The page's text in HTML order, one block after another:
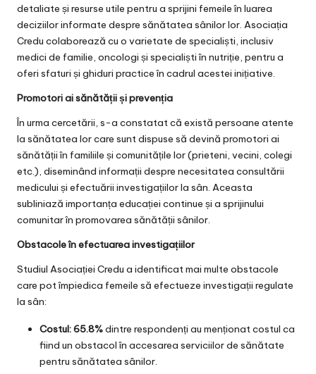
detaliate și resurse utile pentru a sprijini femeile în luarea
deciziilor informate despre sănătatea sânilor lor. Asociația
Credu colaborează cu o varietate de specialiști, inclusiv
medici de familie, oncologi și specialiști în nutriție, pentru a
oferi sfaturi și ghiduri practice în cadrul acestei inițiative.
Promotori ai sănătății și prevenția
În urma cercetării, s-a constatat că există persoane atente
la sănătatea lor care sunt dispuse să devină promotori ai
sănătății în familiile și comunitățile lor (prieteni, vecini, colegi
etc.), diseminând informații despre necesitatea consultării
medicului și efectuării investigațiilor la sân. Aceasta
subliniază importanța educației continue și a sprijinului
comunitar în promovarea sănătății sânilor.
Obstacole în efectuarea investigațiilor
Studiul Asociației Credu a identificat mai multe obstacole
care pot împiedica femeile să efectueze investigații regulate
la sân:
Costul: 65.8%dintre respondenți au menționat costul ca
fiind un obstacol în accesarea serviciilor de sănătate
pentru sănătatea sânilor.